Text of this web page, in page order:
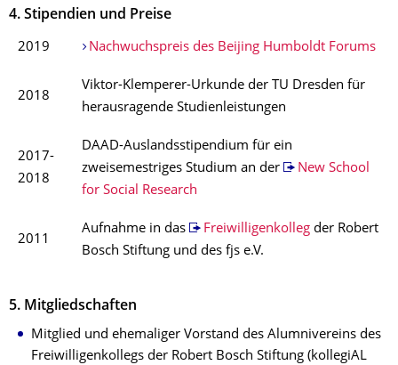
4. Stipendien und Preise
2019 Nachwuchspreis des Beijing Humboldt Forums
2018
Viktor-Klemperer-Urkunde der TU Dresden für
herausragende Studienleistungen
2017-
2018
DAAD-Auslandsstipendium für ein
zweisemestriges Studium an der
New School
for Social Research
2011
Aufnahme in das Freiwilligenkollegder Robert
Bosch Stiftung und des fjs e.V.
5. Mitgliedschaften
Mitglied und ehemaliger Vorstand des Alumnivereins des
Freiwilligenkollegs der Robert Bosch Stiftung (kollegiAL